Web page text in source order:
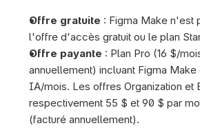
Offre gratuite : Figma Make n'est
l'offre d'accès gratuit ou le plan
Offre payante : Plan Pro (16 $/
annuellement) incluant Figma
IA/mois. Les offres Organization et
respectivement 55 $ et 90 $ par
(facturé annuellement).